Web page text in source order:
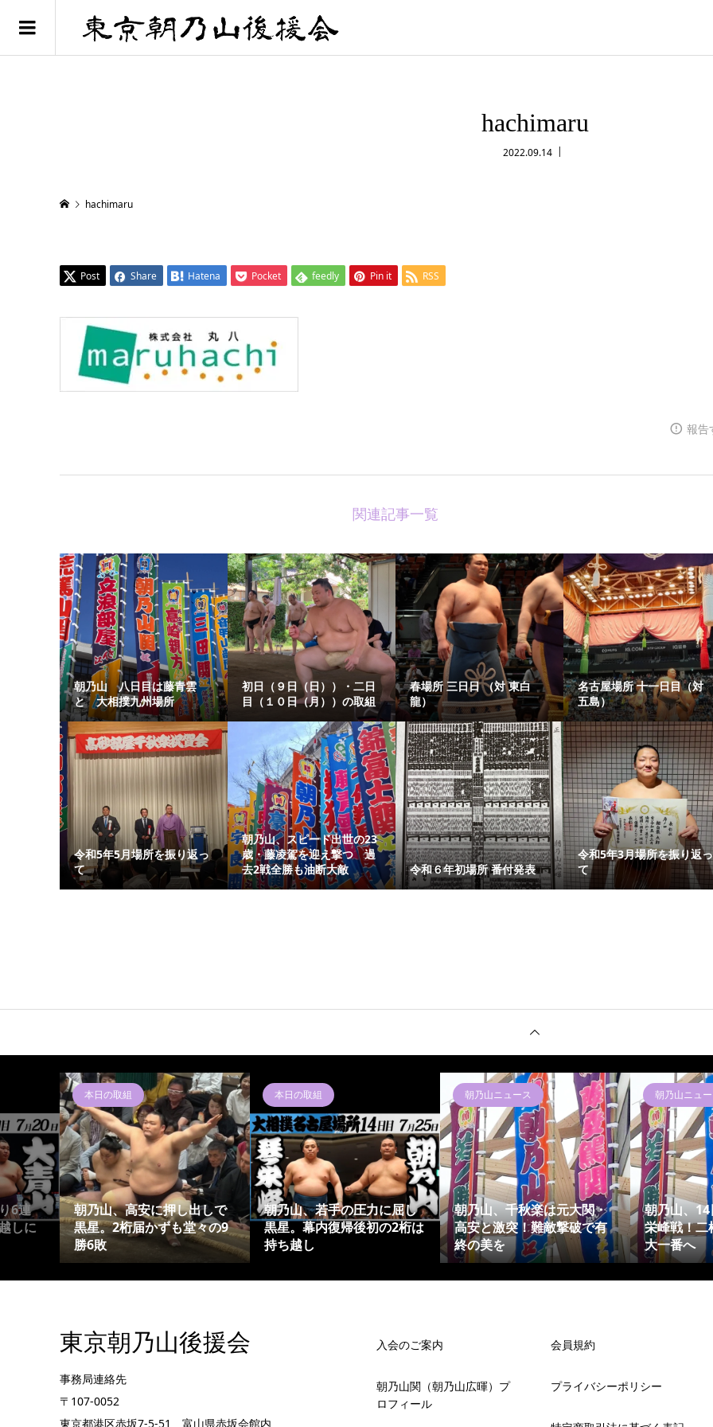
hachimaru
2022.09.14
hachimaru
Post Share Hatena Pocket feedly Pin it RSS
報告
関連記事一覧
朝乃山 八日目は藤青雲
と 大相撲九州場所
初日（９日（日））・二日
目（１０日（月））の取組
春場所 三日日 （対 東白
龍）
名古屋場所 十一日目（対
五島）
令和5年5月場所を振り返っ
て
朝乃山、スピード出世の23
歳・藤凌駕を迎え撃つ 過
去2戦全勝も油断大敵
令和６年初場所 番付発表
令和5年3月場所を振り返っ
て
6連
しに
本日の取組
朝乃山、高安に押し出しで
黒星。2桁届かずも堂々の9
勝6敗
本日の取組
朝乃山、若手の圧力に屈し
黒星。幕内復帰後初の2桁は
持ち越し
朝乃山ニュース
朝乃山、千秋楽は元大関・
高安と激突！難敵撃破で有
終の美を
朝乃山ニュ
朝乃山、
栄峰戦！二
大一番へ
東京朝乃山後援会
事務局連絡先
〒107-0052
東京都港区赤坂7-5-51 富山県赤坂会館内
入会のご案内
朝乃山関（朝乃山広暉）プ
ロフィール
会員規約
プライバシーポリシー